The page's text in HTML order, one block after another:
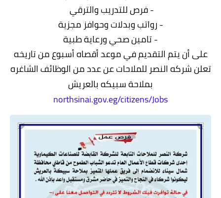
- فرص للتدريب والترقي
- رواتب وبدلات وحوافز مجزية
- تامين صحي ورعاية طبية
على أن يتم التقديم في موعد أقصاه أسبوع من تاريخه
تعلن شركه النصر للملاحات عن عدد من الوظائف الشاغره
بملاحة سبيكه بالعريش
northsinai.gov.eg/citizens/Jobs